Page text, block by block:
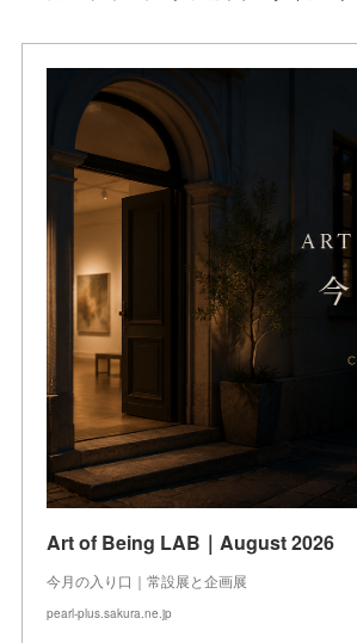
Art of Being LAB｜August 2026
今月の入り口｜常設展と企画展
pearl-plus.sakura.ne.jp